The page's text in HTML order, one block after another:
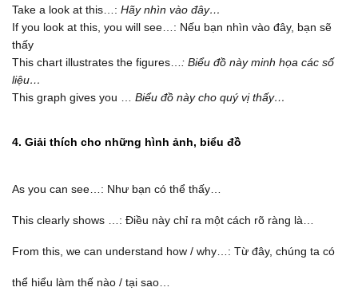
Take a look at this…: Hãy nhìn vào đây…
If you look at this, you will see…: Nếu bạn nhìn vào đây, bạn sẽ
thấy
This chart illustrates the figures… : Biểu đồ này minh họa các số
liệu…
This graph gives you … Biểu đồ này cho quý vị thấy…
4. Giải thích cho những hình ảnh, biểu đồ
As you can see…: Như bạn có thể thấy…
This clearly shows …: Điều này chỉ ra một cách rõ ràng là…
From this, we can understand how / why…: Từ đây, chúng ta có
thể hiểu làm thế nào / tại sao…